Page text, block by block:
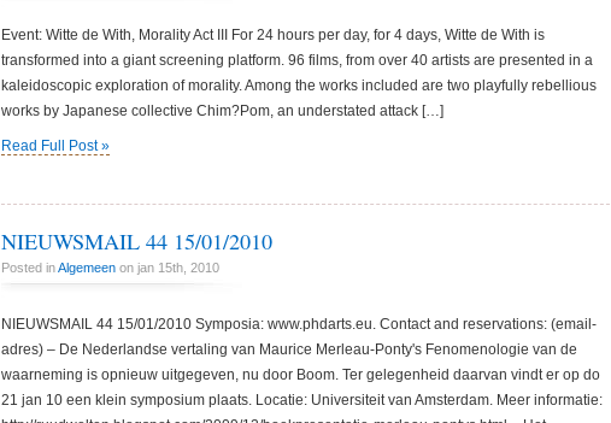
Event: Witte de With, Morality Act III For 24 hours per day, for 4 days, Witte de With is
transformed into a giant screening platform. 96 films, from over 40 artists are presented in a
kaleidoscopic exploration of morality. Among the works included are two playfully rebellious
works by Japanese collective Chim?Pom, an understated attack […]
Read Full Post »
NIEUWSMAIL 44 15/01/2010
Posted inAlgemeen on jan 15th, 2010
NIEUWSMAIL 44 15/01/2010 Symposia: www.phdarts.eu. Contact and reservations: (email-
adres) – De Nederlandse vertaling van Maurice Merleau-Ponty's Fenomenologie van de
waarneming is opnieuw uitgegeven, nu door Boom. Ter gelegenheid daarvan vindt er op do
21 jan 10 een klein symposium plaats. Locatie: Universiteit van Amsterdam. Meer informatie: